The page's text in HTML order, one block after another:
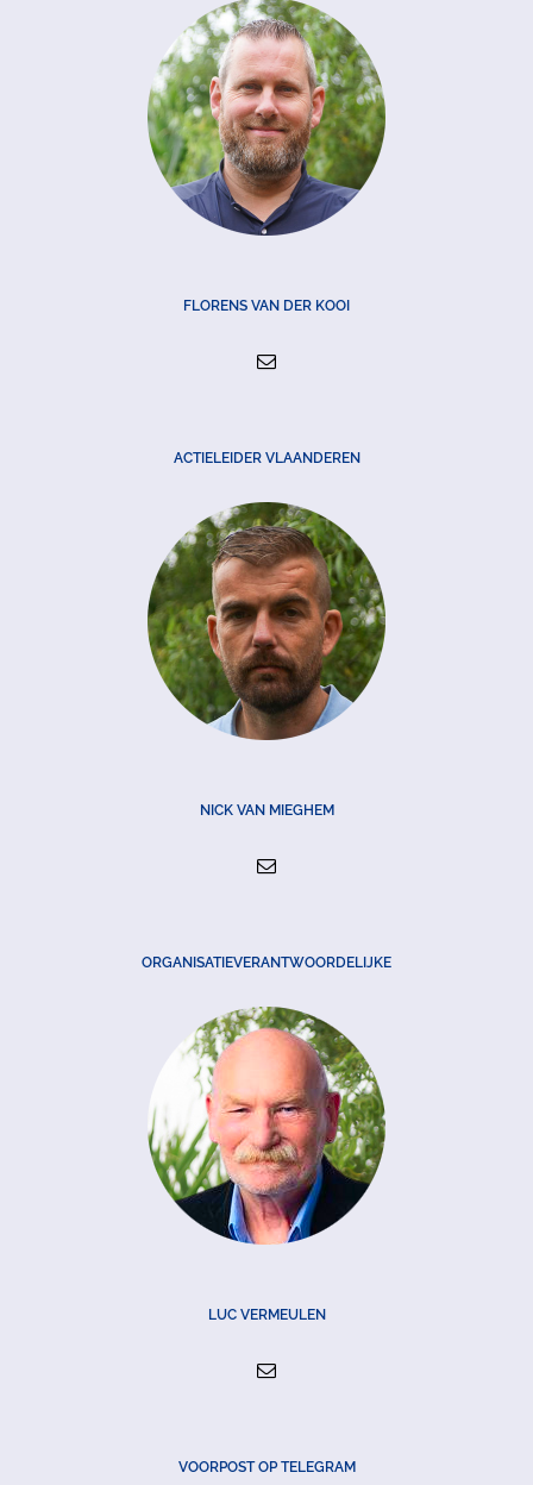
FLORENS VAN DER KOOI
ACTIELEIDER VLAANDEREN
NICK VAN MIEGHEM
ORGANISATIEVERANTWOORDELIJKE
LUC VERMEULEN
VOORPOST OP TELEGRAM